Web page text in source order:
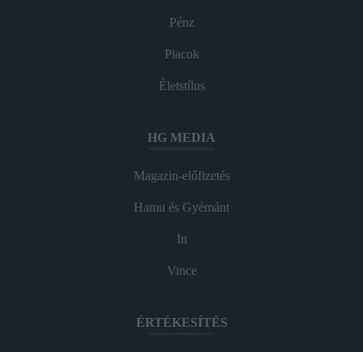
Pénz
Piacok
Életstílus
HG MEDIA
Magazin-előfizetés
Hamu és Gyémánt
In
Vince
ÉRTÉKESÍTÉS